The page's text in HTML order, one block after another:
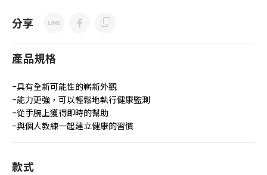
分享
產品規格
-具有全新可能性的嶄新外觀
-能力更強，可以輕鬆地執行健康監測
-從手腕上獲得即時的幫助
-與個人教練一起建立健康的習慣
款式